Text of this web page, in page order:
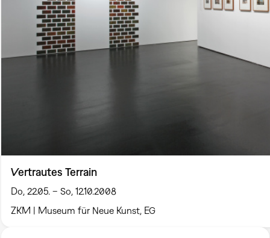
Vertrautes Terrain
Do, 22.05. – So, 12.10.2008
ZKM | Museum für Neue Kunst, EG